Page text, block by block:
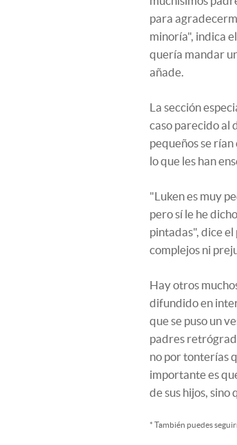
para
minoría", indica
quería mandar
añade.
La sección
caso parecido al
pequeños se
lo que les han
"Luken es muy
pero sí le he
pintadas", dice
complejos ni
Hay otros
difundido en
que se puso un
padres
no por tonterías
importante es
de sus hijos, sino
* También puedes